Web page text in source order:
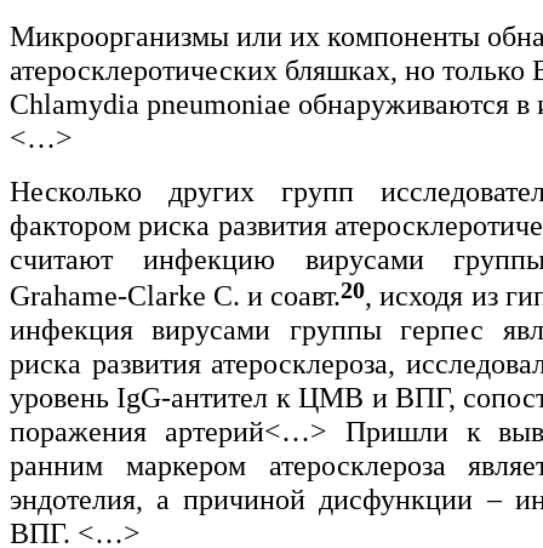
Микроорганизмы или их компоненты
атеросклеротических бляшках, но
Chlamydia pneumoniae обнаруживаются в
<…>
Несколько других групп
фактором риска развития
считают инфекцию вирусами
Grahame-Clarke C. и соавт.20, исходя из
инфекция вирусами группы герпес
риска развития атеросклероза,
уровень IgG-антител к ЦМВ и ВПГ,
поражения артерий<…> Пришли к
ранним маркером атеросклероза
эндотелия, а причиной дисфункции –
ВПГ. <…>